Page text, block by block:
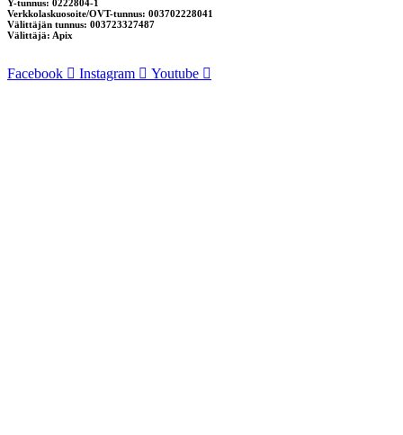
Y-tunnus: 0222804-1
Verkkolaskuosoite/OVT-tunnus: 003702228041
Välittäjän tunnus: 003723327487
Välittäjä: Apix
Facebook Instagram Youtube